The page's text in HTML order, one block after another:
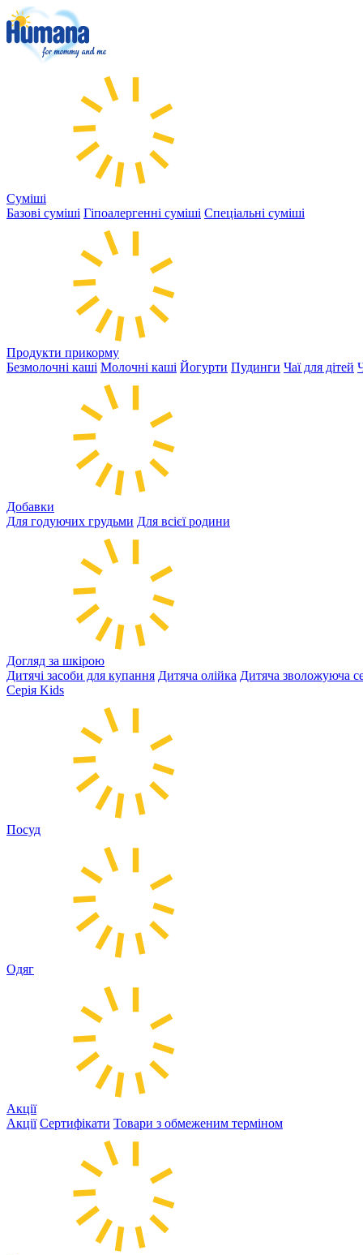
Суміші
Базові суміші Гіпоалергенні суміші Спеціальні суміші
Продукти прикорму
Безмолочні каші Молочні каші Йогурти Пудинги Чаї для дітей
Добавки
Для годуючих грудьми Для всієї родини
Догляд за шкірою
Дитячі засоби для купання Дитяча олійка Дитяча зволожуюча
Серія Kids
Посуд
Одяг
Акції
Акції Сертифікати Товари з обмеженим терміном